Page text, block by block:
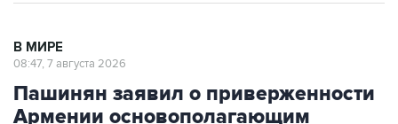
В МИРЕ
08:47, 7 августа 2026
Пашинян заявил о приверженности
Армении основополагающим